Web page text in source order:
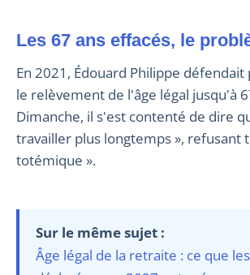
Les 67 ans effacés, le
En 2021, Édouard Philippe défendait publiquement
le relèvement de l'âge légal jusqu'à
Dimanche, il s'est contenté de dire
travailler plus longtemps », refusant
totémique ».
Sur le même sujet :
Âge légal de la retraite : ce que